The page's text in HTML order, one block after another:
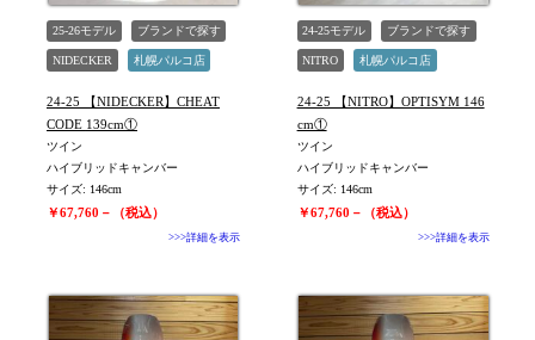
25-26モデル ブランドで探す
NIDECKER 札幌パルコ店
24-25 【NIDECKER】CHEAT
CODE 139cm①
ツイン
ハイブリッドキャンバー
サイズ: 146cm
￥67,760－（税込）
>>>詳細を表示
24-25モデル ブランドで探す
NITRO 札幌パルコ店
24-25 【NITRO】OPTISYM 146
cm①
ツイン
ハイブリッドキャンバー
サイズ: 146cm
￥67,760－（税込）
>>>詳細を表示